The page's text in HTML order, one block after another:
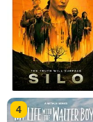
4